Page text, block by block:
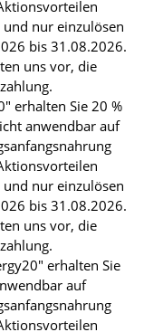
nur einzulösen
bis 31.08.2026.
uns vor, die
erhalten Sie 20 %
anwendbar auf
nur einzulösen
bis 31.08.2026.
uns vor, die
erhalten Sie
auf